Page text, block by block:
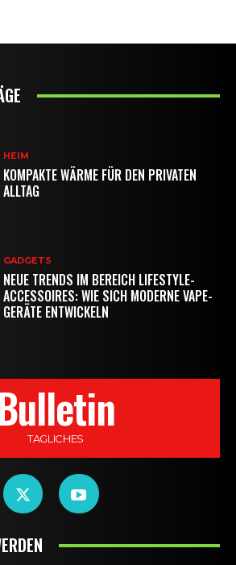
HEIM
KOMPAKTE WÄRME FÜR DEN PRIVATEN
ALLTAG
GADGETS
NEUE TRENDS IM BEREICH LIFESTYLE-
ACCESSOIRES: WIE SICH MODERNE VAPE-
GERÄTE ENTWICKELN
TAGLICHES